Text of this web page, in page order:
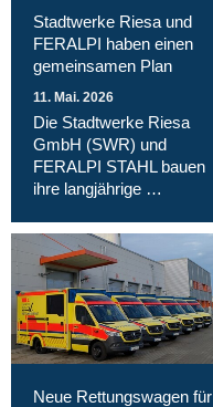
Stadtwerke Riesa und
FERALPI haben einen
gemeinsamen Plan
11. Mai. 2026
Die Stadtwerke Riesa
GmbH (SWR) und
FERALPI STAHL bauen
ihre langjährige …
Neue Rettungswagen für